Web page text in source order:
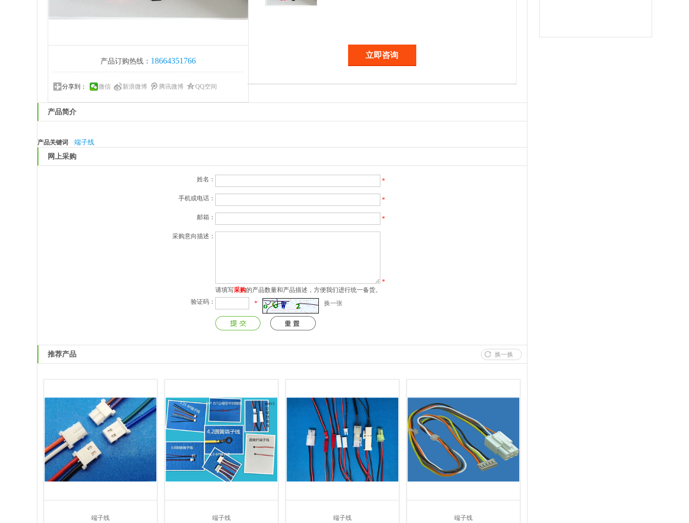
产品订购热线： 18664351766
分享到： 微信 新浪微博 腾讯微博 QQ空间
立即咨询
产品简介
产品关键词 端子线
网上采购
姓名： *
手机或电话： *
邮箱： *
采购意向描述：
*
请填写采购的产品数量和产品描述，方便我们进行统一备货。
验证码：
* 换一张
换一换
推荐产品
端子线 端子线 端子线 端子线